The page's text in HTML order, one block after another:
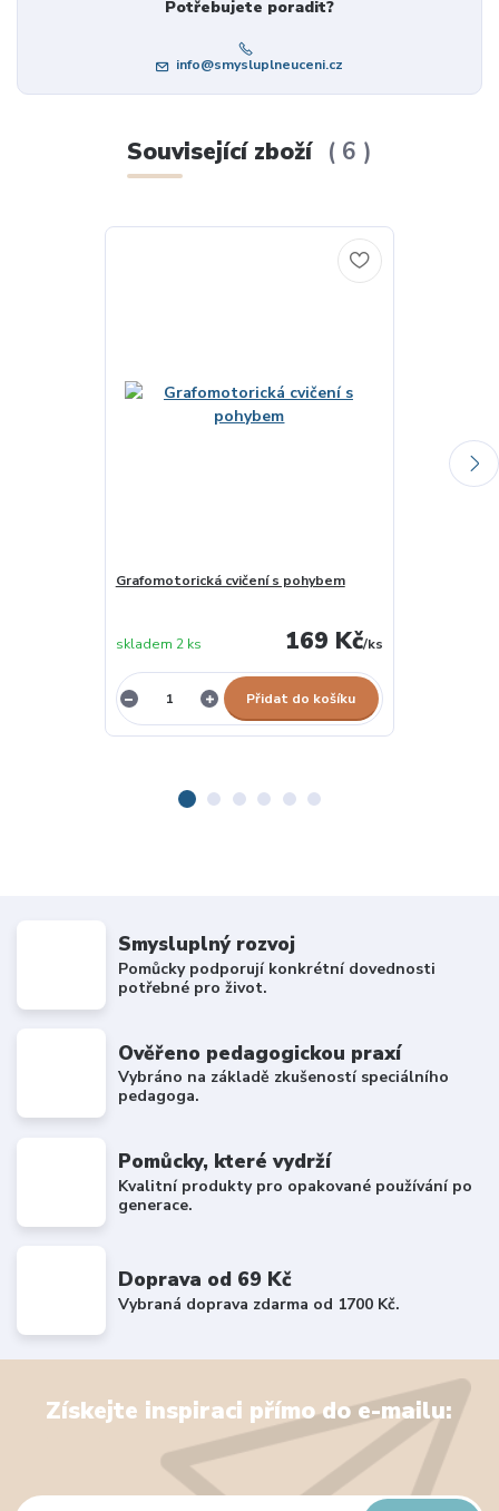
Potřebujete poradit?
info@smysluplneuceni.cz
Související zboží 6
Grafomotorická cvičení s pohybem
169 Kč/ks
skladem 2 ks
Přidat do košíku
Smysluplný rozvoj
Pomůcky podporují konkrétní dovednosti
potřebné pro život.
Ověřeno pedagogickou praxí
Vybráno na základě zkušeností speciálního
pedagoga.
Pomůcky, které vydrží
Kvalitní produkty pro opakované používání po
generace.
Doprava od 69 Kč
Vybraná doprava zdarma od 1700 Kč.
Získejte inspiraci přímo do e-mailu: